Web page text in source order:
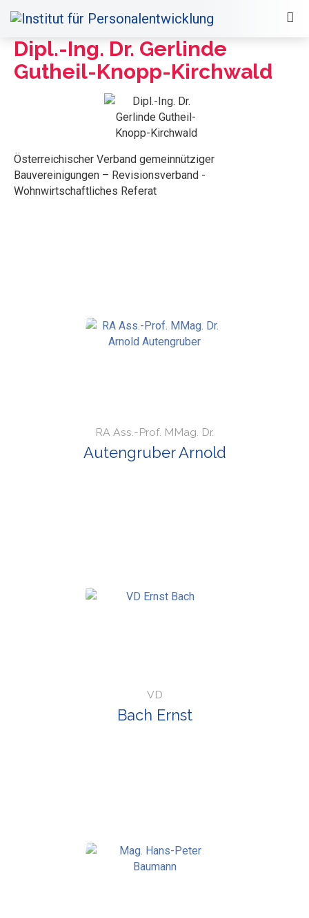
Dipl.-Ing. Dr. Gerlinde
Gutheil-Knopp-Kirchwald
Österreichischer Verband gemeinnütziger
Bauvereinigungen – Revisionsverband -
Wohnwirtschaftliches Referat
RA Ass.-Prof. MMag. Dr.
Autengruber Arnold
VD
Bach Ernst